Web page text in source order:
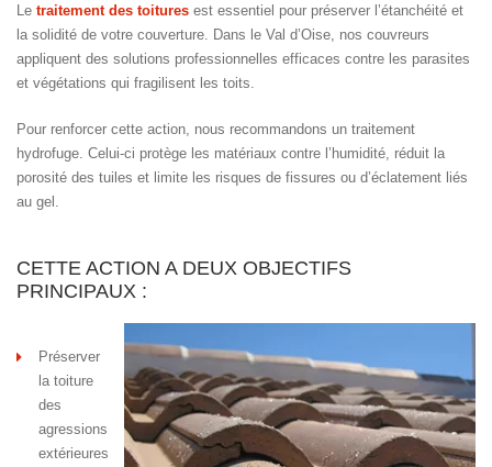
Le traitement des toitures est essentiel pour préserver l’étanchéité et
la solidité de votre couverture. Dans le Val d’Oise, nos couvreurs
appliquent des solutions professionnelles efficaces contre les parasites
et végétations qui fragilisent les toits.
Pour renforcer cette action, nous recommandons un traitement
hydrofuge. Celui-ci protège les matériaux contre l’humidité, réduit la
porosité des tuiles et limite les risques de fissures ou d’éclatement liés
au gel.
CETTE ACTION A DEUX OBJECTIFS
PRINCIPAUX :
Préserver
la toiture
des
agressions
extérieures